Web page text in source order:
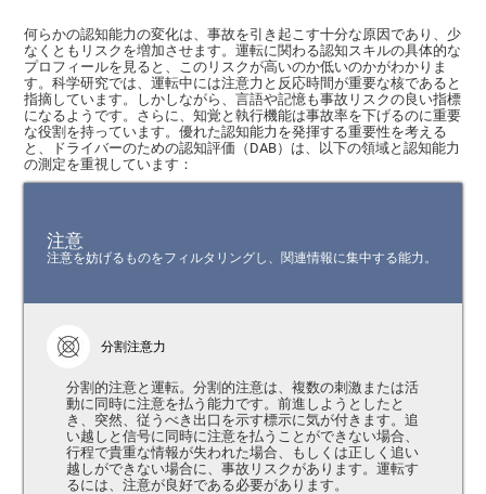
何らかの認知能力の変化は、事故を引き起こす十分な原因であり、少
なくともリスクを増加させます。運転に関わる認知スキルの具体的な
プロフィールを見ると、このリスクが高いのか低いのかがわかりま
す。科学研究では、運転中には注意力と反応時間が重要な核であると
指摘しています。しかしながら、言語や記憶も事故リスクの良い指標
になるようです。さらに、知覚と執行機能は事故率を下げるのに重要
な役割を持っています。優れた認知能力を発揮する重要性を考える
と、ドライバーのための認知評価（DAB）は、以下の領域と認知能力
の測定を重視しています：
注意
注意を妨げるものをフィルタリングし、関連情報に集中する能力。
分割注意力
分割的注意と運転。分割的注意は、複数の刺激または活
動に同時に注意を払う能力です。前進しようとしたと
き、突然、従うべき出口を示す標示に気が付きます。追
い越しと信号に同時に注意を払うことができない場合、
行程で貴重な情報が失われた場合、もしくは正しく追い
越しができない場合に、事故リスクがあります。運転す
るには、注意が良好である必要があります。